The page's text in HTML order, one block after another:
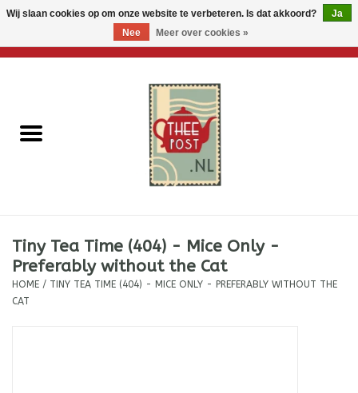
Losse thee
Thee cadeautjes
Theebloemen
Tiny Tea Time (404) - Mice Only -
Preferably without the Cat
HOME / TINY TEA TIME (404) - MICE ONLY - PREFERABLY WITHOUT THE
CAT
Wij slaan cookies op om onze website te verbeteren. Is dat akkoord?
Ja
Nee
Meer over cookies »